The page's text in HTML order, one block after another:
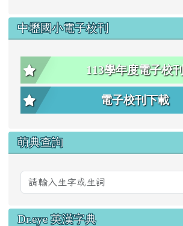
中壢國小電子校刊
113學年度電子校刊
電子校刊下載
萌典查詢
Dr.eye 英漢字典